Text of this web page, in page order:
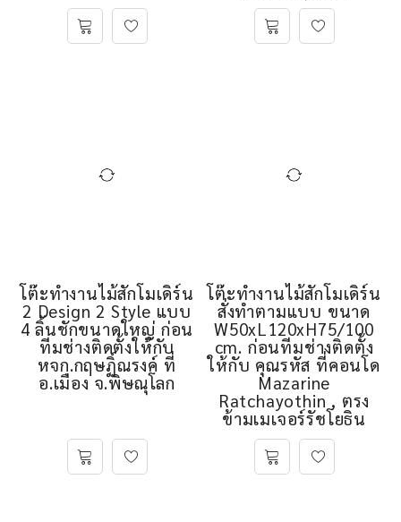
โต๊ะทำงานไม้สักโมเดิร์น
2 Design 2 Style แบบ
4 ลิ้นชักขนาดใหญ่ ก่อน
ทีมช่างติดตั้งให้กับ
หจก.กฤษฏิ์ณรงค์ ที่
อ.เมือง จ.พิษณุโลก
โต๊ะทำงานไม้สักโมเดิร์น
สั่งทำตามแบบ ขนาด
W50xL120xH75/100
cm. ก่อนทีมช่างติดตั้ง
ให้กับ คุณรหัส ที่คอนโด
Mazarine
Ratchayothin , ตรง
ข้ามเมเจอร์รัชโยธิน